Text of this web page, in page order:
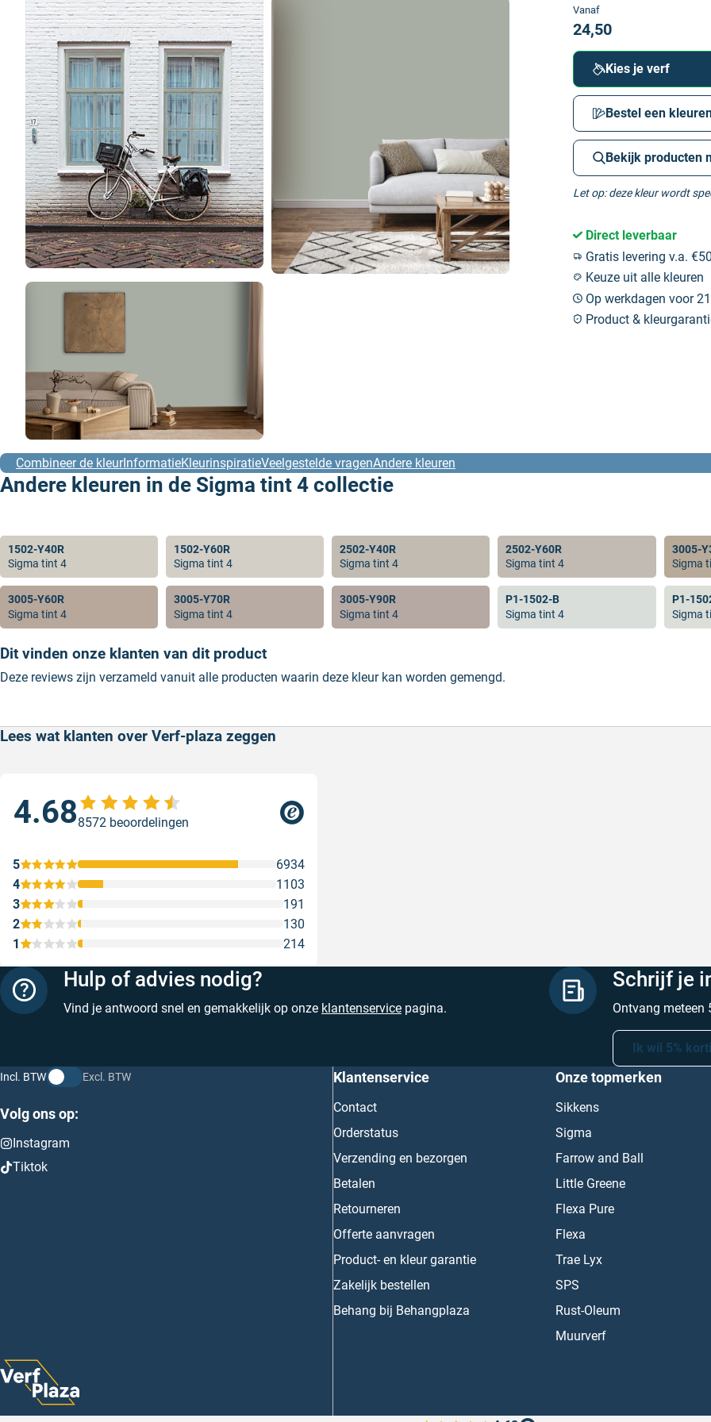
Vanaf
24,50
Kies je verf
Bestel een
Bekijk producten
Let op: deze kleur wordt
Direct leverbaar
Gratis levering v.a.
Keuze uit alle kleuren
Op werkdagen voor
Product &
Combineer de kleurInformatieKleurinspiratieVeelgestelde vragenAndere kleuren
Andere kleuren in de Sigma tint 4 collectie
1502-Y40R
Sigma tint 4
1502-Y60R
Sigma tint 4
2502-Y40R
Sigma tint 4
2502-Y60R
Sigma tint 4
3005-
Sigma
3005-Y60R
Sigma tint 4
3005-Y70R
Sigma tint 4
3005-Y90R
Sigma tint 4
P1-1502-B
Sigma tint 4
P1-
Sigma
Dit vinden onze klanten van dit product
Deze reviews zijn verzameld vanuit alle producten waarin deze kleur kan worden gemengd.
Lees wat klanten over Verf-plaza zeggen
4.688572 beoordelingen
1 214
2 130
3 191
4 1103
5 6934
Hulp of advies nodig?
Vind je antwoord snel en gemakkelijk op onze klantenservice pagina.
Schrijf je
Ontvang meteen
Ik wil 5%
Incl. BTW Excl. BTW
Volg ons op:
Instagram
Tiktok
Klantenservice
Contact
Orderstatus
Verzending en bezorgen
Betalen
Retourneren
Offerte aanvragen
Product- en kleur garantie
Zakelijk bestellen
Behang bij Behangplaza
Onze topmerken
Sikkens
Sigma
Farrow and Ball
Little Greene
Flexa Pure
Flexa
Trae Lyx
SPS
Rust-Oleum
Muurverf